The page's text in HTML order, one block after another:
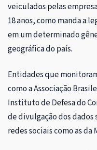
veiculados pelas
18 anos, como manda a
em um determinado
geográfica do país.
Entidades que
como a Associação
Instituto de Defesa do
de divulgação dos
redes sociais como as da